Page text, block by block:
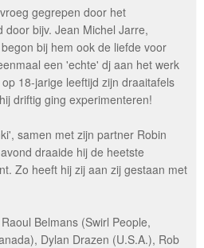
gegrepen door het
bijv. Jean Michel Jarre,
bij hem ook de liefde voor
een 'echte' dj aan het werk
18-jarige leeftijd zijn draaitafels
driftig ging experimenteren!
samen met zijn partner Robin
draaide hij de heetste
Zo heeft hij zij aan zij gestaan met
Belmans (Swirl People,
Dylan Drazen (U.S.A.), Rob